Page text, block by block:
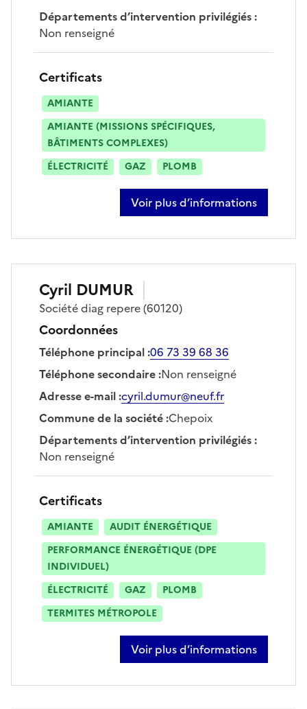
Départements d’intervention privilégiés:
Non renseigné
Certificats
AMIANTE
AMIANTE (MISSIONS SPÉCIFIQUES,
BÂTIMENTS COMPLEXES)
ÉLECTRICITÉ
GAZ PLOMB
Voir plus d’informations
sur stéphanie copin
Cyril DUMUR
Sociétédiag repere(60120)
Coordonnées
Téléphone principal:06 73 39 68 36
Téléphone secondaire:Non renseigné
Adresse e-mail:cyril.dumur@neuf.fr
Commune de la société:Chepoix
Départements d’intervention privilégiés:
Non renseigné
Certificats
AMIANTE
AUDIT ÉNERGÉTIQUE
PERFORMANCE ÉNERGÉTIQUE (DPE
INDIVIDUEL)
ÉLECTRICITÉ
GAZ
PLOMB
TERMITES MÉTROPOLE
Voir plus d’informations
sur cyril dumur